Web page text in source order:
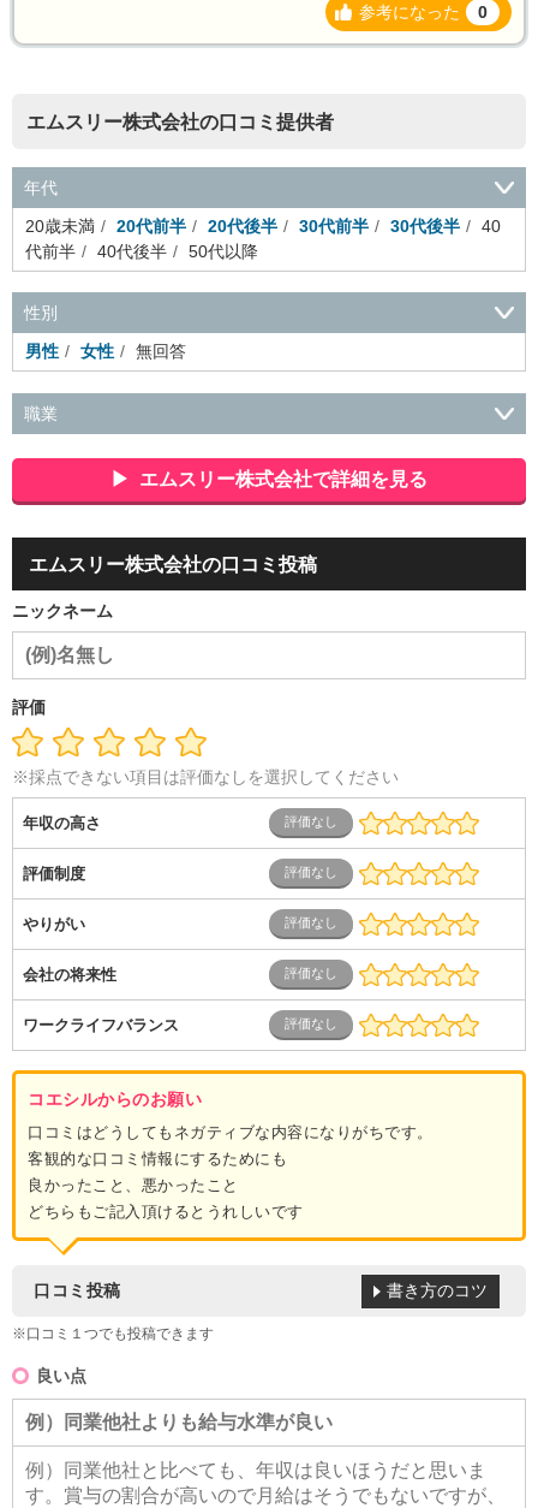
参考になった 0
エムスリー株式会社の口コミ提供者
年代
20歳未満
20代前半 20代後半 30代前半 30代後半
40
代前半
40代後半 50代以降
性別
男性
女性 無回答
職業
広告・マスコミ
接客・小売・流通・外食・食
品
アミューズメント・エンターテイメント・ゲーム関連
美
ダル・葬祭
メディア職
クリエイティブ・デザイン・映像・
音響
芸能・イベント・コンパニオン
ム開発・SE・インフラ）
導体・制御）
警備・交通・建築・土木技術職
医療・福祉・
介護
その他
ス
士業・コンサルティング 金融・商社
不動産・保険・サ
ービス
専業主婦（夫）
営業
エムスリー株式会社で詳細を見る
エムスリー株式会社の口コミ投稿
ニックネーム
評価
※採点できない項目は評価なしを選択してください
年収の高さ
評価制度
やりがい
会社の将来性
ワークライフバランス
コエシルからのお願い
口コミはどうしてもネガティブな内容になりがちです。
客観的な口コミ情報にするためにも
良かったこと、悪かったこと
どちらもご記入頂けるとうれしいです
口コミ投稿
※口コミ１つでも投稿できます
書き方のコツ
良い点